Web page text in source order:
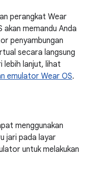
perangkat Wear
akan memandu Anda
penyambungan
secara langsung
lebih lanjut, lihat
emulator Wear OS.
menggunakan
jari pada layar
untuk melakukan